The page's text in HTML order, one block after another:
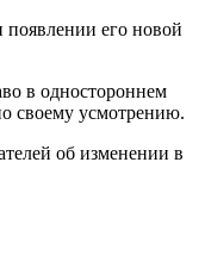
появлении его новой
в одностороннем
своему усмотрению.
об изменении в